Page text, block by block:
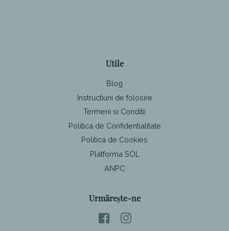
Utile
Blog
Instructiuni de folosire
Termeni si Conditii
Politica de Confidentialitate
Politica de Cookies
Platforma SOL
ANPC
Urmărește-ne
FacebookInstagram